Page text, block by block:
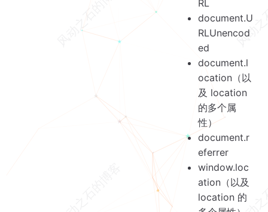
RL
document.U
RLUnencod
ed
document.l
ocation（以
及 location
的多个属
性）
document.r
eferrer
window.loc
ation（以及
location 的